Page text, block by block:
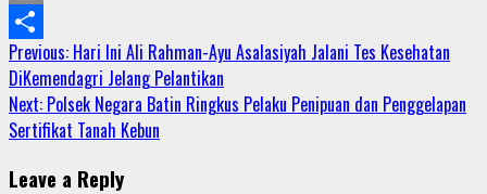
Email
Share
Continue
Reading
Previous: Hari Ini Ali Rahman-Ayu Asalasiyah Jalani Tes Kesehatan
DiKemendagri Jelang Pelantikan
Next: Polsek Negara Batin Ringkus Pelaku Penipuan dan Penggelapan
Sertifikat Tanah Kebun
Leave a Reply